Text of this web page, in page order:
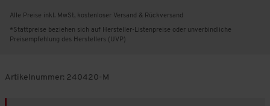
Alle Preise inkl. MwSt, kostenloser Versand & Rückversand
*Stattpreise beziehen sich auf Hersteller-Listenpreise oder unverbindliche
Preisempfehlung des Herstellers (UVP)
Artikelnummer: 240420-M